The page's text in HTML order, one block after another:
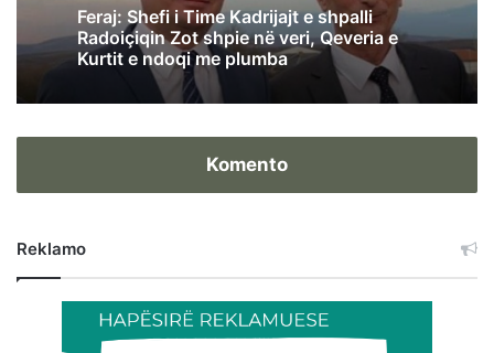
Feraj: Shefi i Time Kadrijajt e shpalli
Radoiçiqin Zot shpie në veri, Qeveria e
Kurtit e ndoqi me plumba
Komento
Reklamo